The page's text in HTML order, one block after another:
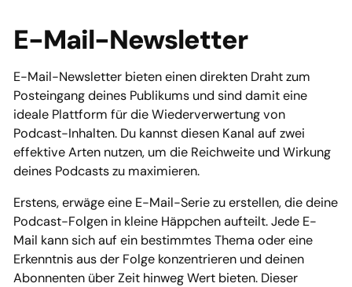
E-Mail-Newsletter
E-Mail-Newsletter bieten einen direkten Draht zum
Posteingang deines Publikums und sind damit eine
ideale Plattform für die Wiederverwertung von
Podcast-Inhalten. Du kannst diesen Kanal auf zwei
effektive Arten nutzen, um die Reichweite und Wirkung
deines Podcasts zu maximieren.
Erstens, erwäge eine E-Mail-Serie zu erstellen, die deine
Podcast-Folgen in kleine Häppchen aufteilt. Jede E-
Mail kann sich auf ein bestimmtes Thema oder eine
Erkenntnis aus der Folge konzentrieren und deinen
Abonnenten über Zeit hinweg Wert bieten. Dieser